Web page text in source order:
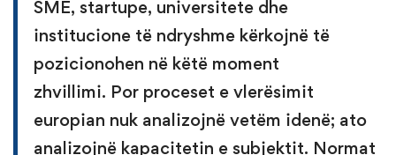
SME, startupe, universitete dhe
institucione të ndryshme kërkojnë të
pozicionohen në këtë moment
zhvillimi. Por proceset e vlerësimit
europian nuk analizojnë vetëm idenë; ato
analizojnë kapacitetin e subjektit. Normat